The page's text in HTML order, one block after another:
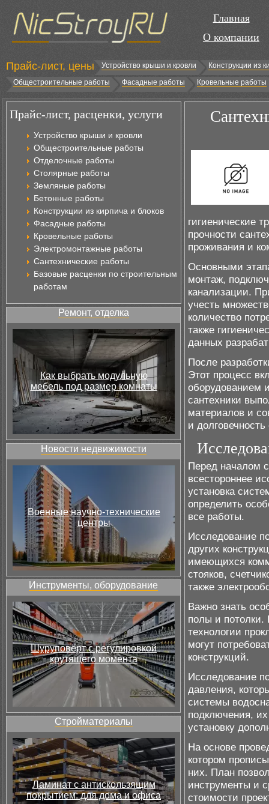
Главная
О компании
Прайс-лист, цены Устройство крыши и кровли
Конструкции из
Общестроительные работы
Фасадные работы Кровельные работы
Прайс-лист, расценки, услуги
Устройство крыши и кровли
Общестроительные работы
Отделочные работы
Столярные работы
Земляные работы
Бетонные работы
Конструкции из кирпича и блоков
Фасадные работы
Кровельные работы
Электромонтажные работы
Сантехнические работы
Базовые расценки по строительным
работам
Ремонт, отделка
Как выбрать модульную
мебель под размер комнаты
Новости недвижимости
Военные научно-технические
центры
Инструменты, оборудование
Шуруповёрт с регулировкой
крутящего момента
Стройматериалы
Ламинат с антискользящим
покрытием: для дома и офиса
гигиенические
прочности
проживания и
Основными
монтаж,
канализации.
учесть
количество
также
данных
После
Этот процесс
оборудованием
сантехники
материалов и
и
Перед началом
всестороннее
установка
определить
все работы.
Исследование
других
имеющихся
стояков,
также
Важно знать
полы и потолки.
технологии
могут
конструкций.
Исследование
давления,
системы
подключения,
установку
На основе
котором
них. План
инструменты и
стоимости